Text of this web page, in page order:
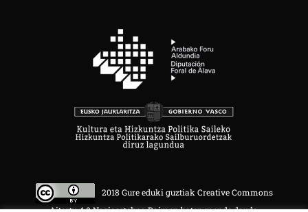
2018 Gure eduki guztiak Creative Commons